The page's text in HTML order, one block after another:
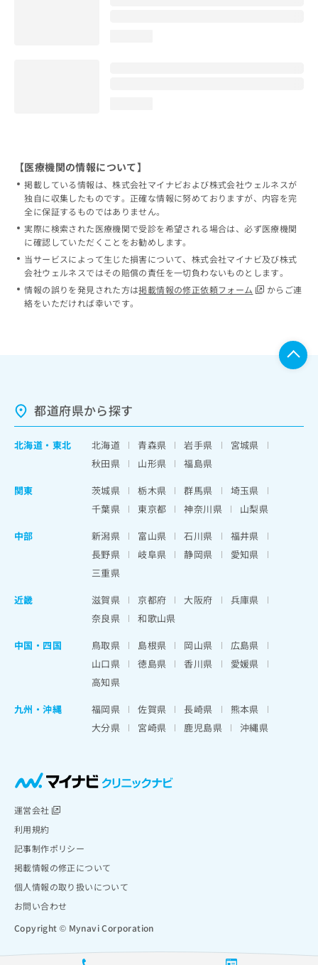
【医療機関の情報について】
掲載している情報は、株式会社マイナビおよび株式会社ウェルネスが
独自に収集したものです。正確な情報に努めておりますが、内容を完
全に保証するものではありません。
実際に検索された医療機関で受診を希望される場合は、必ず医療機関
に確認していただくことをお勧めします。
当サービスによって生じた損害について、株式会社マイナビ及び株式
会社ウェルネスではその賠償の責任を一切負わないものとします。
情報の誤りを発見された方は掲載情報の修正依頼フォーム
からご連
絡をいただければ幸いです。
都道府県から探す
北海道 ・ 東北 北海道 青森県 岩手県
宮城県
秋田県
山形県
福島県
関東
茨城県 栃木県 群馬県
埼玉県
千葉県
東京都 神奈川県
山梨県
中部
新潟県 富山県 石川県
福井県
長野県
岐阜県 静岡県
愛知県
三重県
近畿
滋賀県 京都府 大阪府
兵庫県
奈良県
和歌山県
中国・四国
鳥取県 島根県 岡山県
広島県
山口県
徳島県 香川県
愛媛県
高知県
九州・沖縄
福岡県 佐賀県 長崎県
熊本県
大分県
宮崎県 鹿児島県 沖縄県
運営会社
利用規約
記事制作ポリシー
掲載情報の修正について
個人情報の取り扱いについて
お問い合わせ
Copyright © Mynavi Corporation